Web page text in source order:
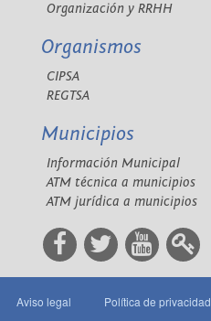
Organización y RRHH
Organismos
CIPSA
REGTSA
Municipios
Información Municipal
ATM técnica a municipios
ATM jurídica a municipios
Aviso legal Política de privacidad